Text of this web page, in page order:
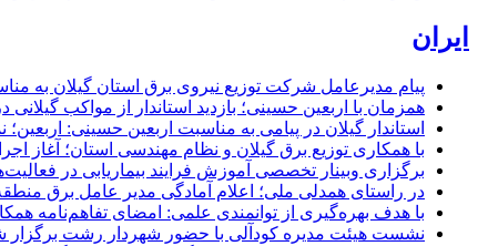
ایران
پیام مدیرعامل شركت توزیع نیروی برق استان گیلان به
همزمان با اربعین حسینی؛ بازدید استاندار از مواکب گیلانی
استاندار گیلان در پیامی به مناسبت اربعین حسینی:
با همکاری توزیع برق گیلان و نظام مهندسی استان؛ آغاز
برگزاری وبینار تخصصی آموزش فرایند بیماریابی در
در راستای همدلی ملی؛ اعلام آمادگی مدیر عامل برق
با هدف بهره‌گیری از توانمندی علمی: امضای تفاهم‌نامه
نشست هیئت مدیره کودآلی با حضور شهردار رشت برگزار شد